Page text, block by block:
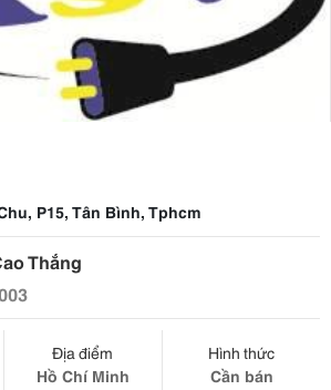
P15, Tân Bình, Tphcm
Thắng
Địa điểm
Hồ Chí Minh
Hình thức
Cần bán